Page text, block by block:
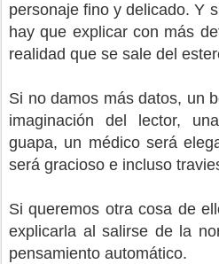
personaje fino y delicado. Y
hay que explicar con más
realidad que se sale del
Si no damos más datos, un
imaginación del lector,
guapa, un médico será
será gracioso e incluso
Si queremos otra cosa de
explicarla al salirse de la
pensamiento automático.